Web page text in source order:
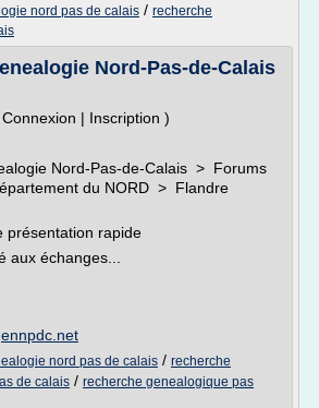
nord pas de calais / recherche
Nord-Pas-de-Calais
| Inscription )
Nord-Pas-de-Calais > Forums
du NORD > Flandre
présentation rapide
aux échanges...
nord pas de calais / recherche
de calais / recherche genealogique pas